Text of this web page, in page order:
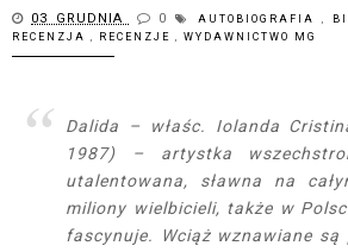
03 GRUDNIA 0 AUTOBIOGRAFIA ,
RECENZJA , RECENZJE , WYDAWNICTWO MG
Dalida – właśc. Iolanda
1987) – artystka
utalentowana, sławna na
miliony wielbicieli, także w
fascynuje. Wciąż wznawiane są